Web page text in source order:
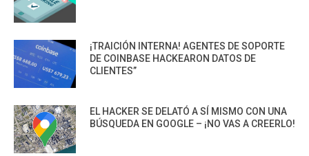
¡TRAICIÓN INTERNA! AGENTES DE SOPORTE
DE COINBASE HACKEARON DATOS DE
CLIENTES”
EL HACKER SE DELATÓ A SÍ MISMO CON UNA
BÚSQUEDA EN GOOGLE – ¡NO VAS A CREERLO!